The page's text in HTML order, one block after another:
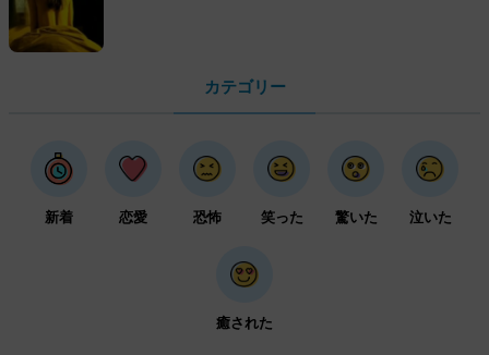
カテゴリー
新着 恋愛 恐怖 笑った 驚いた 泣いた
癒された